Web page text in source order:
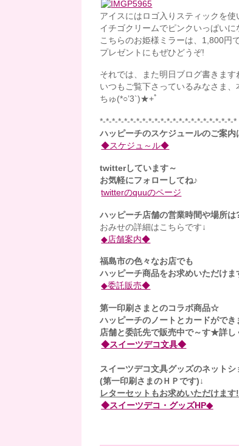
アイスにはロゴ入りスティックを使
イチゴクリームでピンクいっぱいに
こちらのお姫様ミラーは、1,800円
プレゼントにもぜひどうぞ!
それでは、また明日ブログ書きます
いつもご覧下さっているみなさま
ちゅ(*○’3`)★+ﾟ
*-*-*-*-*-*-*-*-*-*-*-*-*-*-*-*-*-*-*-*-*-*-*
ハッピーチのスケジュールのご案内
◆スケジュ～ル◆
twitterしています～
お気軽にフォローしてね♪
twitterのquuのページ
ハッピーチ店舗の営業時間や場所は
おみせの詳細はこちらです↓
◆店舗案内◆
福島市の色々なお店でも
ハッピーチ商品をお求めいただけま
◆委託販売◆
第一印刷さまとのコラボ商品☆
ハッピーチのノートとカードがで
店舗と委託先で販売中で～す★詳し
◆スイーツデコ文具◆
スイーツデコ文具グッズのネット
(第一印刷さまのＨＰです)↓
レターセットもお求めいただけます
◆スイーツデコ・グッズHP◆